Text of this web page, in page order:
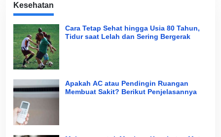
Kesehatan
Cara Tetap Sehat hingga Usia 80 Tahun,
Tidur saat Lelah dan Sering Bergerak
Apakah AC atau Pendingin Ruangan
Membuat Sakit? Berikut Penjelasannya